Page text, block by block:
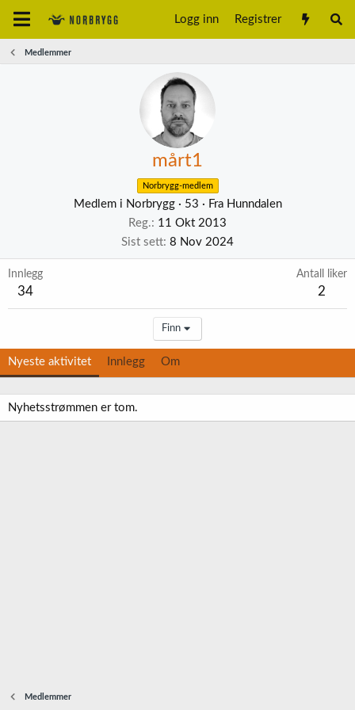
Logg inn Registrer
Medlemmer
mårt1
Norbrygg-medlem
Medlem i Norbrygg · 53 · Fra Hunndalen
Reg.
11 Okt 2013
Sist sett 8 Nov 2024
Innlegg
34
Antall liker
2
Finn
Nyeste aktivitet Innlegg Om
Nyhetsstrømmen er tom.
Medlemmer